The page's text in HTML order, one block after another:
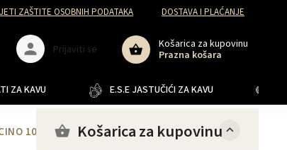
ZAŠTITE OSOBNIH PODATAKA
DOSTAVA I PLAĆANJE
Košarica za kupovinu
Prazna košara
Prijaviti se
ZA KAVU E.S.E JASTUČIĆI ZA KAVU
10 kom Košarica za kupovinu